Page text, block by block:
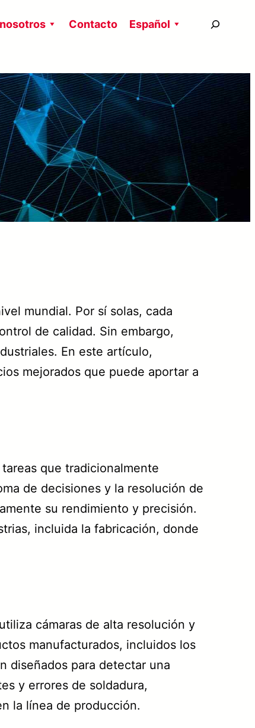
Contacto Español
mundial. Por sí solas, cada
de calidad. Sin embargo,
En este artículo,
mejorados que puede aportar a
que tradicionalmente
de decisiones y la resolución de
su rendimiento y precisión.
incluida la fabricación, donde
cámaras de alta resolución y
manufacturados, incluidos los
diseñados para detectar una
y errores de soldadura,
la línea de producción.